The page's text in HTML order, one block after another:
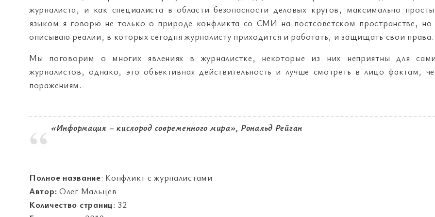
журналиста, и как специалиста в области безопасности деловых кругов, максимально
языком я говорю не только о природе конфликта со СМИ на постсоветском пространстве, но
описываю реалии, в которых сегодня журналисту приходится и работать, и защищать свои права.
Мы поговорим о многих явлениях в журналистке, некоторые из них неприятны для
журналистов, однако, это объективная действительность и лучше смотреть в лицо фактам,
поражениям.
«Информация – кислород современного мира», Рональд Рейган
Полное название: Конфликт с журналистами
Автор: Олег Мальцев
Количество страниц: 32